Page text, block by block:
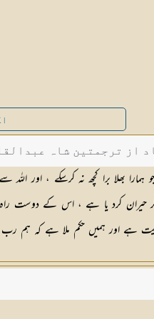
از ترجمتین شاہ
بھلا برا کچھ نہ کرسکے ، اور
کر حیران کرد یا ہے ، اس کے دوست
ہے اور ہمیں حکم ملا ہے کہ ہم رب